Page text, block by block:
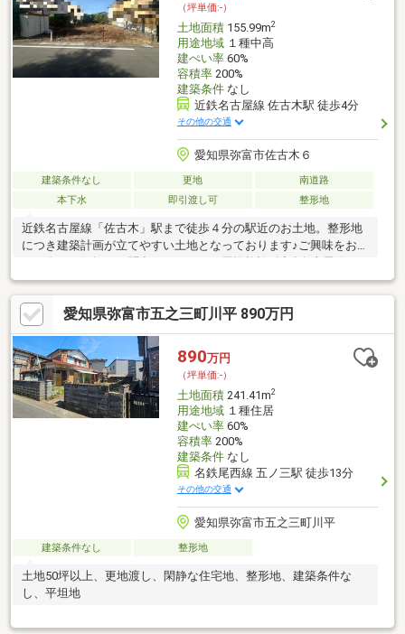
（坪単価:-）
土地面積155.99m2
用途地域１種中高
建ぺい率60%
容積率200%
建築条件なし
近鉄名古屋線 佐古木駅 徒歩4分
その他の交通
愛知県弥富市佐古木６
建築条件なし 更地
南道路
本下水
即引渡し可 整形地
近鉄名古屋線「佐古木」駅まで徒歩４分の駅近のお土地。整形地
につき建築計画が立てやすい土地となっております♪ご興味をお持
「佐古木」駅まで徒歩4分■Yストア佐古木まで徒歩8分■セブン-イ
レブン弥富佐古木店まで徒歩7分■ワークマン名古屋弥富店まで徒
歩6分
愛知県弥富市五之三町川平 890万円
890万円
（坪単価:-）
土地面積241.41m2
用途地域１種住居
建ぺい率60%
容積率200%
建築条件なし
名鉄尾西線 五ノ三駅 徒歩13分
その他の交通
愛知県弥富市五之三町川平
建築条件なし 整形地
土地50坪以上、更地渡し、閑静な住宅地、整形地、建築条件な
し、平坦地